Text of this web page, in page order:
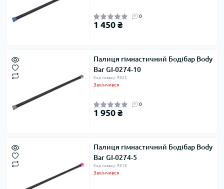
0
1 450 ₴
Палиця гімнастичний Бодібар Body
Bar GI-0274-10
Код товару: 9823
Закінчився
0
1 950 ₴
Палиця гімнастичний Бодібар Body
Bar GI-0274-5
Код товару: 9818
Закінчився